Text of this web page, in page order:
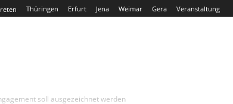
Thüringen Erfurt Jena Weimar Gera Veranstaltung
soll ausgezeichnet werden